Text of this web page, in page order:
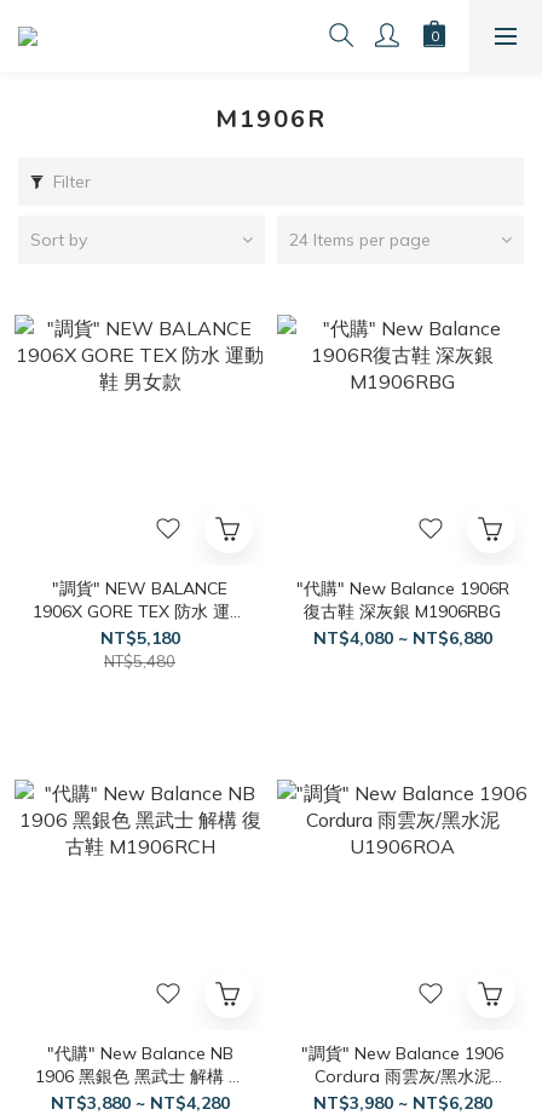
M1906R
Filter
Sort by 24 Items per page
"調貨" NEW BALANCE
1906X GORE TEX 防水 運動
鞋 男女款
NT$5,180
NT$5,480
"代購" New Balance 1906R
復古鞋 深灰銀 M1906RBG
NT$4,080 ~ NT$6,880
"代購" New Balance NB
1906 黑銀色 黑武士 解構 復
古鞋 M1906RCH
NT$3,880 ~ NT$4,280
"調貨" New Balance 1906
Cordura 雨雲灰/黑水泥
U1906ROA
NT$3,980 ~ NT$6,280